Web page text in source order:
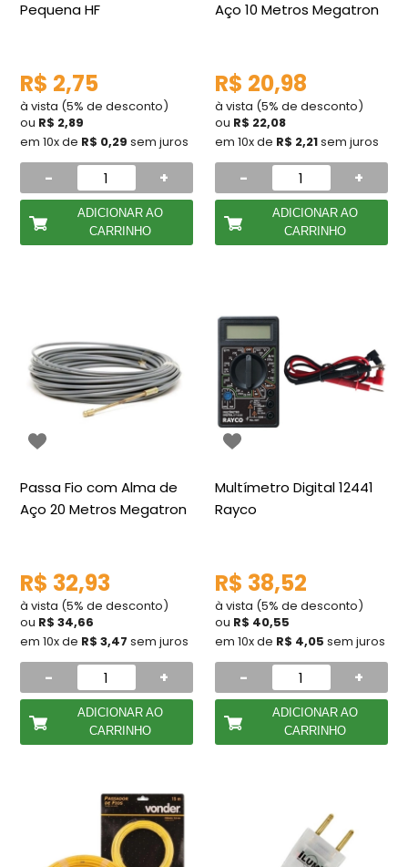
Pequena HF
R$ 2,75
à vista (5% de desconto)
ou R$ 2,89
em 10x de R$ 0,29 sem juros
- +
ADICIONAR AO
CARRINHO
Aço 10 Metros Megatron
R$ 20,98
à vista (5% de desconto)
ou R$ 22,08
em 10x de R$ 2,21sem juros
- +
ADICIONAR AO
CARRINHO
Passa Fio com Alma de
Aço 20 Metros Megatron
R$ 32,93
à vista (5% de desconto)
ou R$ 34,66
em 10x de R$ 3,47 sem juros
- +
ADICIONAR AO
CARRINHO
Multímetro Digital 12441
Rayco
R$ 38,52
à vista (5% de desconto)
ou R$ 40,55
em 10x de R$ 4,05 sem juros
- +
ADICIONAR AO
CARRINHO